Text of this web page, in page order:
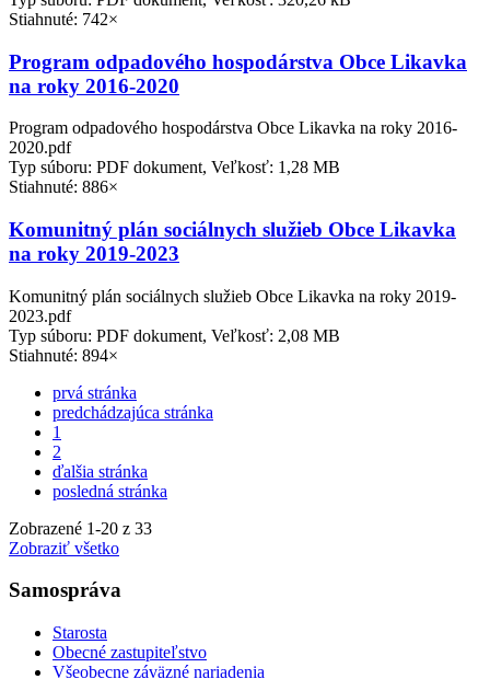
Stiahnuté: 742×
Program odpadového hospodárstva Obce Likavka
na roky 2016-2020
Program odpadového hospodárstva Obce Likavka na roky 2016-
2020.pdf
Typ súboru: PDF dokument, Veľkosť: 1,28 MB
Stiahnuté: 886×
Komunitný plán sociálnych služieb Obce Likavka
na roky 2019-2023
Komunitný plán sociálnych služieb Obce Likavka na roky 2019-
2023.pdf
Typ súboru: PDF dokument, Veľkosť: 2,08 MB
Stiahnuté: 894×
prvá stránka
predchádzajúca stránka
1
2
ďalšia stránka
posledná stránka
Zobrazené 1-20 z 33
Zobraziť všetko
Samospráva
Starosta
Obecné zastupiteľstvo
Všeobecne záväzné nariadenia